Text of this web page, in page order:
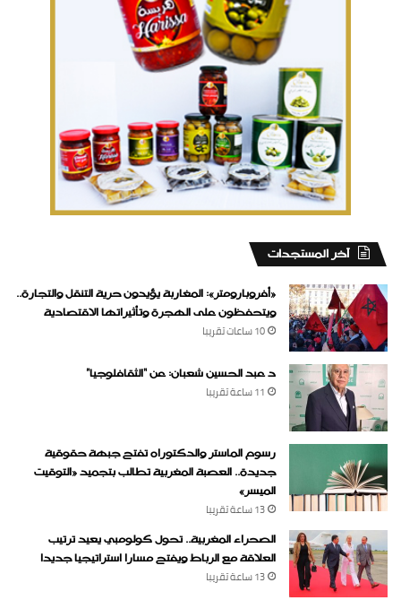
‏آخر المستجدات
«أفروبارومتر»: المغاربة يؤيدون حرية التنقل والتجارة..
ويتحفظون على الهجرة وتأثيراتها الاقتصادية
10 ساعات ‏تقريبا
د عبد الحسين شعبان: عن “الثقافلوجيا”
11 ساعة ‏تقريبا
رسوم الماستر والدكتوراه تفتح جبهة حقوقية
جديدة.. العصبة المغربية تطالب بتجميد «التوقيت
الميسر»
13 ساعة ‏تقريبا
الصحراء المغربية.. تحول كولومبي يعيد ترتيب
العلاقة مع الرباط ويفتح مسارا استراتيجيا جديدا
13 ساعة ‏تقريبا